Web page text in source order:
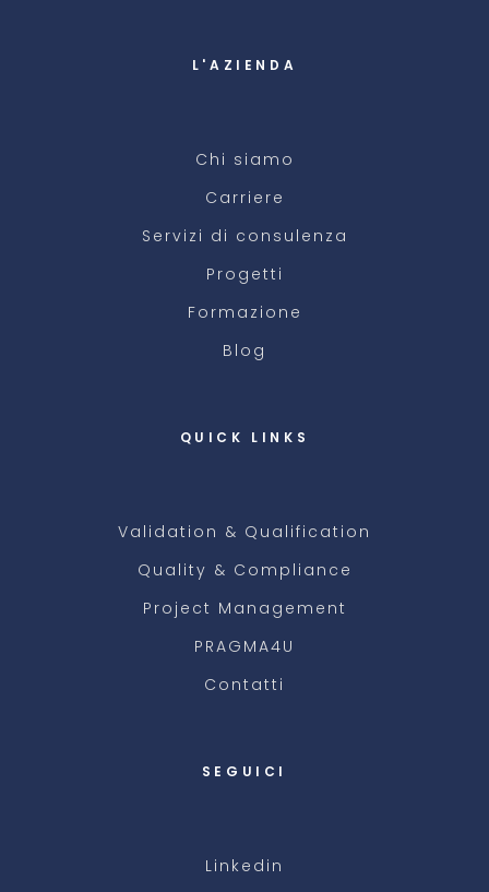
L'AZIENDA
Chi siamo
Carriere
Servizi di consulenza
Progetti
Formazione
Blog
QUICK LINKS
Validation & Qualification
Quality & Compliance
Project Management
PRAGMA4U
Contatti
SEGUICI
Linkedin